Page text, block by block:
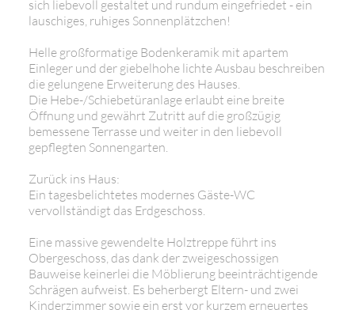
sich liebevoll gestaltet und rundum eingefriedet - ein
lauschiges, ruhiges Sonnenplätzchen!
Helle großformatige Bodenkeramik mit apartem
Einleger und der giebelhohe lichte Ausbau beschreiben
die gelungene Erweiterung des Hauses.
Die Hebe-/Schiebetüranlage erlaubt eine breite
Öffnung und gewährt Zutritt auf die großzügig
bemessene Terrasse und weiter in den liebevoll
gepflegten Sonnengarten.
Zurück ins Haus:
Ein tagesbelichtetes modernes Gäste-WC
vervollständigt das Erdgeschoss.
Eine massive gewendelte Holztreppe führt ins
Obergeschoss, das dank der zweigeschossigen
Bauweise keinerlei die Möblierung beeinträchtigende
Schrägen aufweist. Es beherbergt Eltern- und zwei
Kinderzimmer sowie ein erst vor kurzem erneuertes